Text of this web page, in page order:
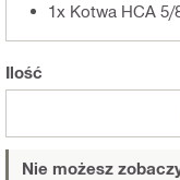
1x Kotwa HCA 5/
Ilość
Nie możesz